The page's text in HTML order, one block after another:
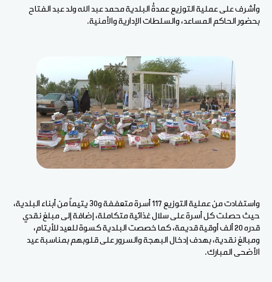
وأشرف على عملية التوزيع عمدةُ البلدية محمد عبد الله ولد عبد الفتاح
بحضور الحاكم المساعد، والسلطات الإدارية والأمنية.
واستفادت من عملية التوزيع 117 أسرة متعففة و30 يتيماً من أبناء البلدية،
حيث حصلت كل أسرة على سلال غذائية متكاملة، إضافة إلى مبلغ نقدي
قدره 20 ألف أوقية قديمة، كما خصصت البلدية كسوة للعيد للأيتام،
ومبالغ نقدية، بهدف إدخال البهجة والسرور على قلوبهم بمناسبة عيد
الأضحى المبارك.